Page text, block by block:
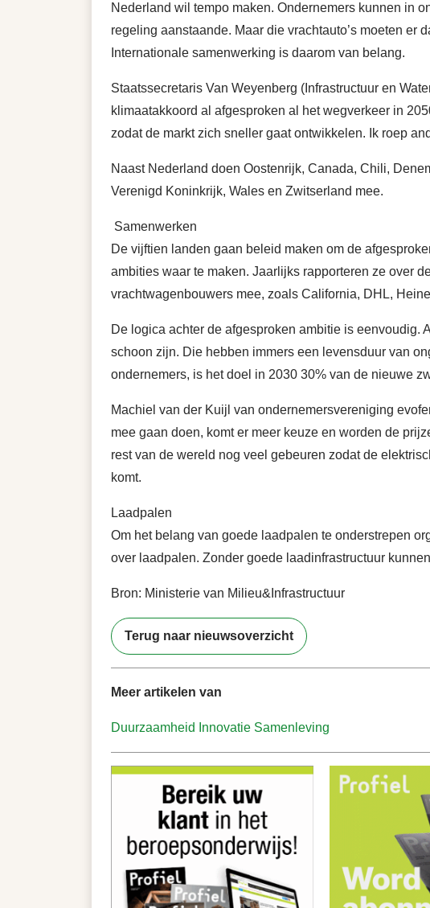
Nederland wil tempo maken. Ondernemers kunnen in
regeling aanstaande. Maar die vrachtauto’s moeten
Internationale samenwerking is daarom van belang.
Staatssecretaris Van Weyenberg (Infrastructuur en
klimaatakkoord al afgesproken al het wegverkeer in
zodat de markt zich sneller gaat ontwikkelen. Ik roep
Naast Nederland doen Oostenrijk, Canada, Chili,
Verenigd Koninkrijk, Wales en Zwitserland mee.
Samenwerken
De vijftien landen gaan beleid maken om de
ambities waar te maken. Jaarlijks rapporteren ze over
vrachtwagenbouwers mee, zoals California, DHL,
De logica achter de afgesproken ambitie is
schoon zijn. Die hebben immers een levensduur van
ondernemers, is het doel in 2030 30% van de nieuwe
Machiel van der Kuijl van ondernemersvereniging
mee gaan doen, komt er meer keuze en worden de
rest van de wereld nog veel gebeuren zodat de
komt.
Laadpalen
Om het belang van goede laadpalen te onderstrepen
over laadpalen. Zonder goede laadinfrastructuur
Bron: Ministerie van Milieu&Infrastructuur
Terug naar nieuwsoverzicht
Meer artikelen van
Duurzaamheid Innovatie Samenleving